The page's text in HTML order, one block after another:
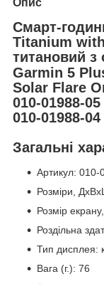
Смарт-
Titanium
титановий
Garmin 5
Solar Flare
010-01988-05
010-01988-04
Загальні
Артикул: 010-
Розміри,
Розмір
Роздільна
Тип дисплея:
Вага (г.): 76